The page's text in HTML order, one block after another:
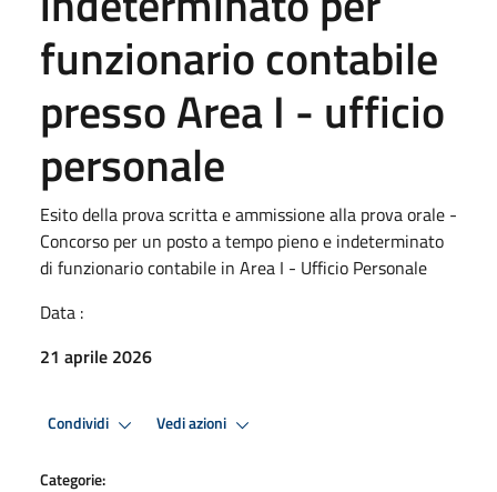
funzionario contabile
presso Area I - ufficio
personale
Esito della prova scritta e ammissione alla prova orale -
Concorso per un posto a tempo pieno e indeterminato
di funzionario contabile in Area I - Ufficio Personale
Data :
21 aprile 2026
Condividi Vedi azioni
Categorie: